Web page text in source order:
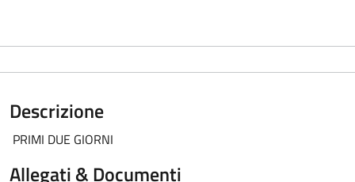
Descrizione
PRIMI DUE GIORNI
Allegati & Documenti